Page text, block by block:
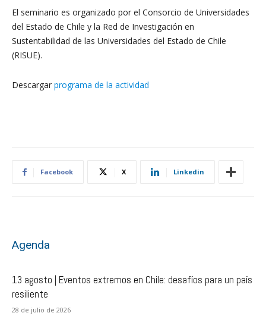
El seminario es organizado por el Consorcio de Universidades
del Estado de Chile y la Red de Investigación en
Sustentabilidad de las Universidades del Estado de Chile
(RISUE).
Descargar programa de la actividad
Facebook X Linkedin
Agenda
13 agosto | Eventos extremos en Chile: desafíos para un país
resiliente
28 de julio de 2026